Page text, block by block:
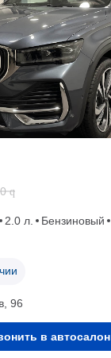
q
2.0 л. Бензиновый
96
в автосалон